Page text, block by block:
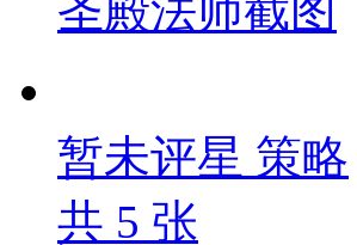
圣殿法师截图
暂未评星 策略
共 5 张